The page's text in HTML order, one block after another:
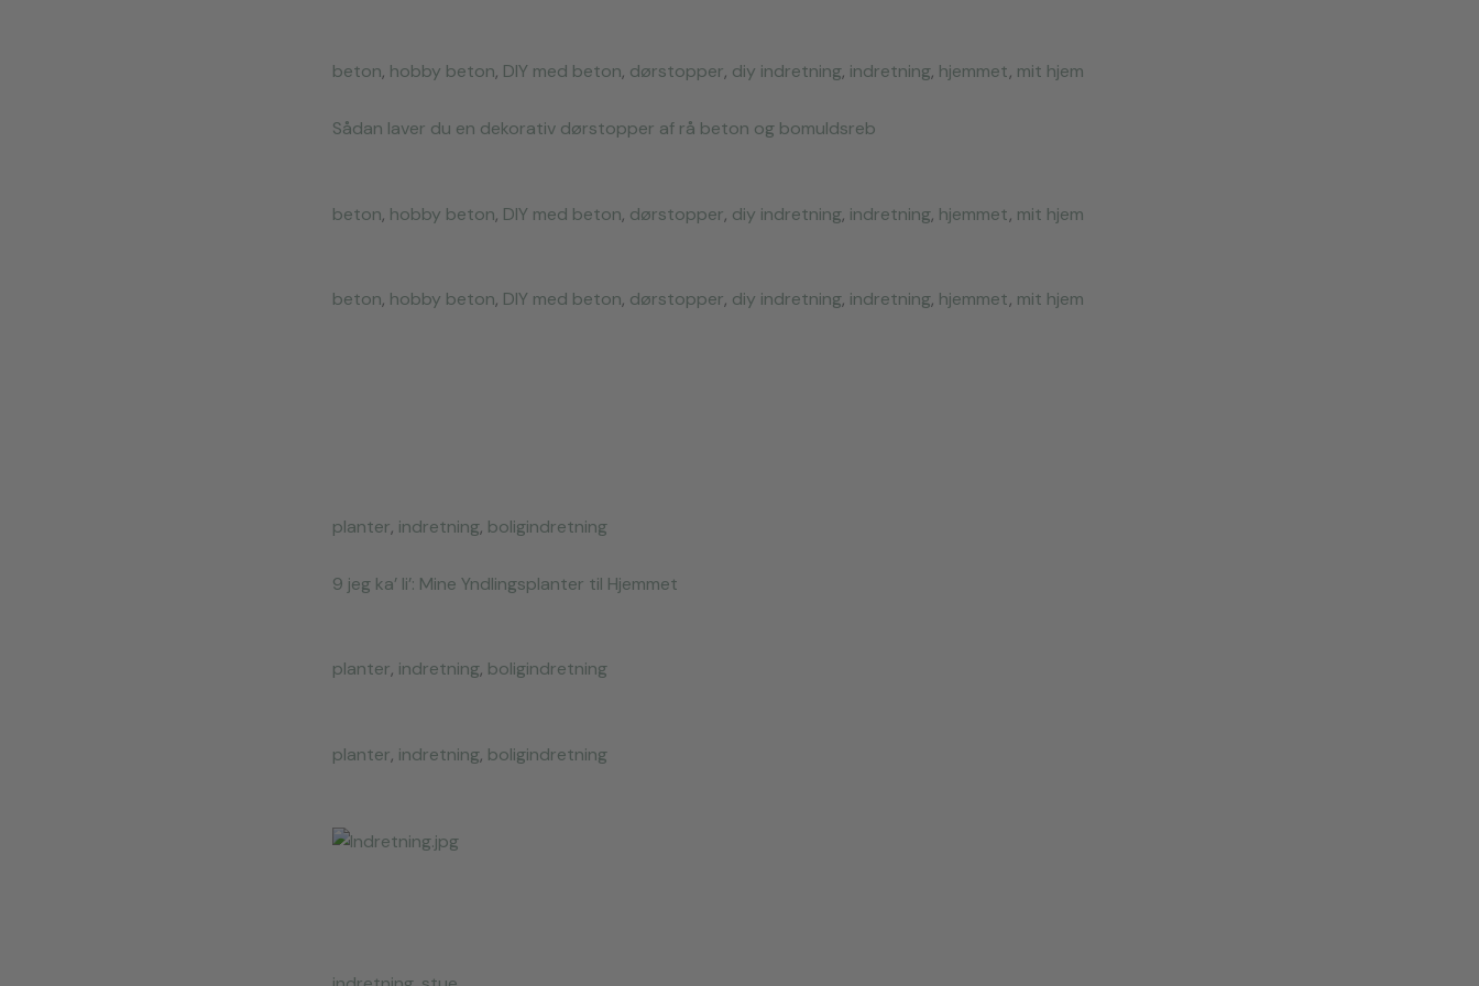
beton, hobby beton, DIY med beton, dørstopper, diy indretning, indretning, hjemmet, mit hjem
Sådan laver du en dekorativ dørstopper af rå beton og bomuldsreb
beton, hobby beton, DIY med beton, dørstopper, diy indretning, indretning, hjemmet, mit hjem
beton, hobby beton, DIY med beton, dørstopper, diy indretning, indretning, hjemmet, mit hjem
planter, indretning, boligindretning
9 jeg ka’ li’: Mine Yndlingsplanter til Hjemmet
planter, indretning, boligindretning
planter, indretning, boligindretning